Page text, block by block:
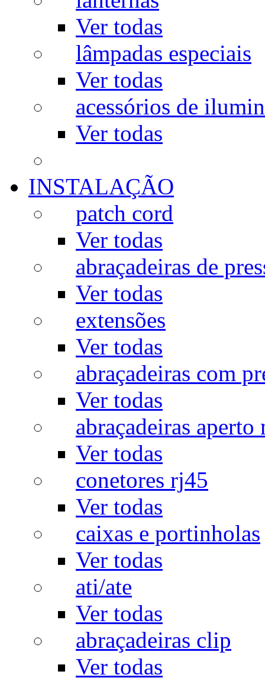
Ver todas
lâmpadas especiais
Ver todas
acessórios de
Ver todas
INSTALAÇÃO
patch cord
Ver todas
abraçadeiras de
Ver todas
extensões
Ver todas
abraçadeiras com
Ver todas
abraçadeiras aperto
Ver todas
conetores rj45
Ver todas
caixas e portinholas
Ver todas
ati/ate
Ver todas
abraçadeiras clip
Ver todas